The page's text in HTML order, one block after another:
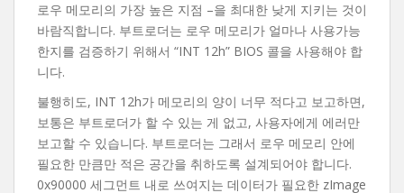
로우 메모리의 가장 높은 지점 –을 최대한 낮게 지키는 것이
바람직합니다. 부트로더는 로우 메모리가 얼마나 사용가능
한지를 검증하기 위해서 “INT 12h” BIOS 콜을 사용해야 합
니다.
불행히도, INT 12h가 메모리의 양이 너무 적다고 보고하면,
보통은 부트로더가 할 수 있는 게 없고, 사용자에게 에러만
보고할 수 있습니다. 부트로더는 그래서 로우 메모리 안에
필요한 만큼만 적은 공간을 취하도록 설계되어야 합니다.
0x90000 세그먼트 내로 쓰여지는 데이터가 필요한 zImage